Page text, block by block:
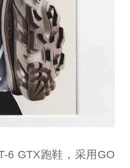
6 GTX跑鞋，采用GO